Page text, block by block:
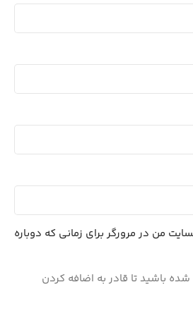
من در مرورگر برای زمانی که دوباره
باشید تا قادر به اضافه کردن